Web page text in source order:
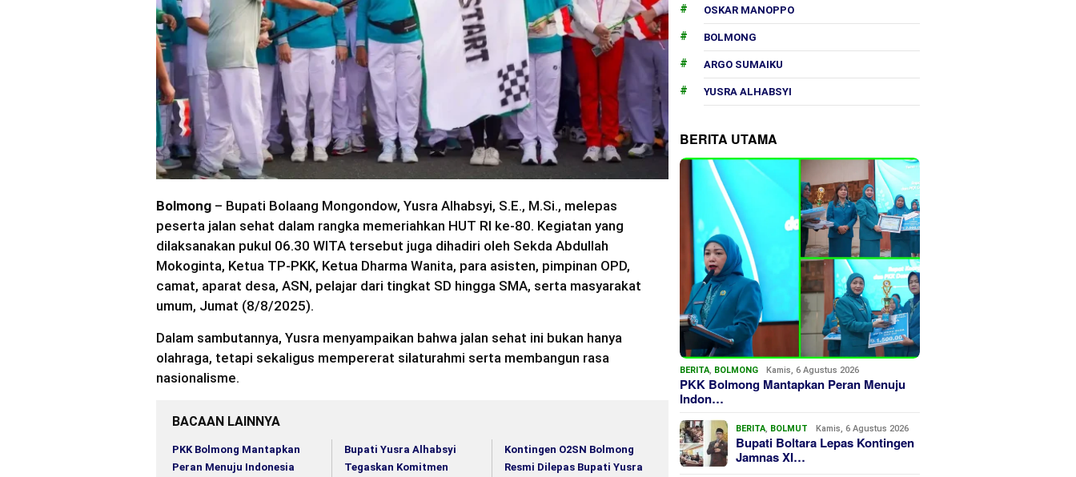
Bolmong – Bupati Bolaang Mongondow, Yusra Alhabsyi, S.E., M.Si., melepas
peserta jalan sehat dalam rangka memeriahkan HUT RI ke-80. Kegiatan yang
dilaksanakan pukul 06.30 WITA tersebut juga dihadiri oleh Sekda Abdullah
Mokoginta, Ketua TP-PKK, Ketua Dharma Wanita, para asisten, pimpinan OPD,
camat, aparat desa, ASN, pelajar dari tingkat SD hingga SMA, serta masyarakat
umum, Jumat (8/8/2025).
Dalam sambutannya, Yusra menyampaikan bahwa jalan sehat ini bukan hanya
olahraga, tetapi sekaligus mempererat silaturahmi serta membangun rasa
nasionalisme.
BACAAN LAINNYA
PKK Bolmong Mantapkan
Peran Menuju Indonesia
Bupati Yusra Alhabsyi
Tegaskan Komitmen
Kontingen O2SN Bolmong
Resmi Dilepas Bupati Yusra
OSKAR MANOPPO
BOLMONG
ARGO SUMAIKU
YUSRA ALHABSYI
BERITA UTAMA
BERITA, BOLMONG Kamis, 6 Agustus 2026
PKK Bolmong Mantapkan Peran Menuju
Indon…
BERITA, BOLMUT Kamis, 6 Agustus 2026
Bupati Boltara Lepas Kontingen
Jamnas XI…